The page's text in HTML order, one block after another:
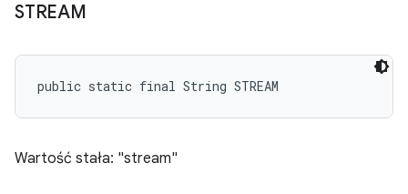
STREAM
public static final String STREAM
Wartość stała: "stream"